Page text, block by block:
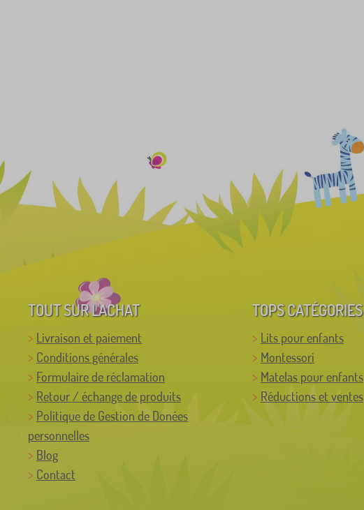
TOUT SUR L'ACHAT
Livraison et paiement
Conditions générales
Formulaire de réclamation
Retour / échange de produits
Politique de Gestion de Donées
personnelles
Blog
Contact
TOPS CATÉGORIES
Lits pour enfants
Montessori
Matelas pour enfants
Réductions et ventes